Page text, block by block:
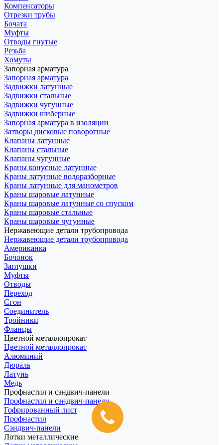
Компенсаторы
Отрезки трубы
Бочата
Муфты
Отводы гнутые
Резьба
Хомуты
Запорная арматура
Запорная арматура
Задвижки латунные
Задвижки стальные
Задвижки чугунные
Задвижки шиберные
Запорная арматура в изоляции
Затворы дисковые поворотные
Клапаны латунные
Клапаны стальные
Клапаны чугунные
Краны конусные латунные
Краны латунные водоразборные
Краны латунные для манометров
Краны шаровые латунные
Краны шаровые латунные со спуском
Краны шаровые стальные
Краны шаровые чугунные
Нержавеющие детали трубопровода
Нержавеющие детали трубопровода
Американка
Бочонок
Заглушки
Муфты
Отводы
Переход
Сгон
Соединитель
Тройники
Фланцы
Цветной металлопрокат
Цветной металлопрокат
Алюминий
Дюраль
Латунь
Медь
Профнастил и сэндвич-панели
Профнастил и сэндвич-панели
Гофрированный лист
Профнастил
Сэндвич-панели
Лотки металлические